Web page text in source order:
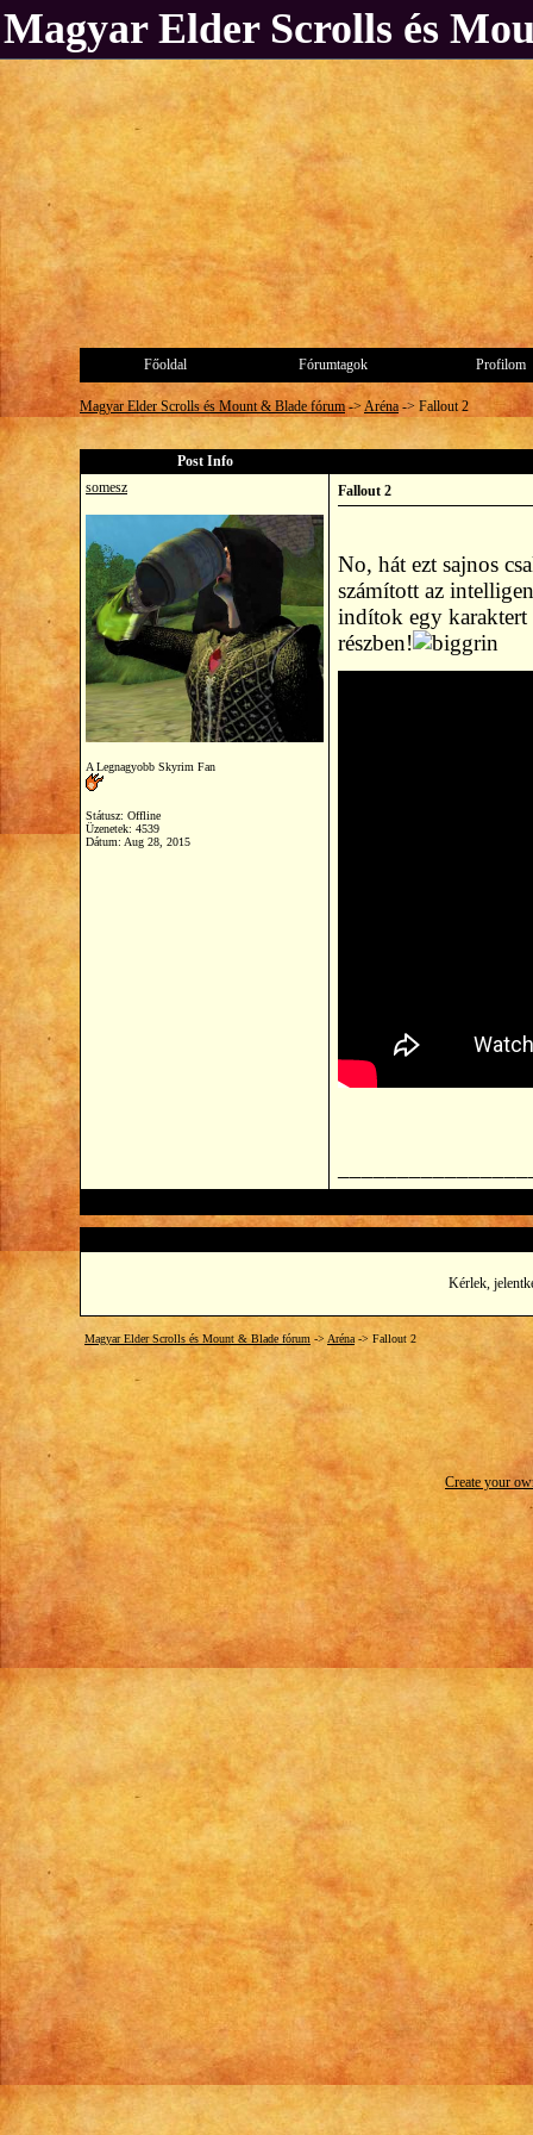
Magyar Elder Scrolls és
Főoldal Fórumtagok Profilom
Magyar Elder Scrolls és Mount & Blade fórum-> Aréna -> Fallout 2
Post Info
somesz
A Legnagyobb Skyrim Fan
Státusz: Offline
Üzenetek: 4539
Dátum: Aug 28, 2015
Fallout 2
No, hát ezt sajnos
számított az
indítok egy karaktert
részben!
Kérlek,
Magyar Elder Scrolls és Mount & Blade fórum -> Aréna -> Fallout 2
Create your